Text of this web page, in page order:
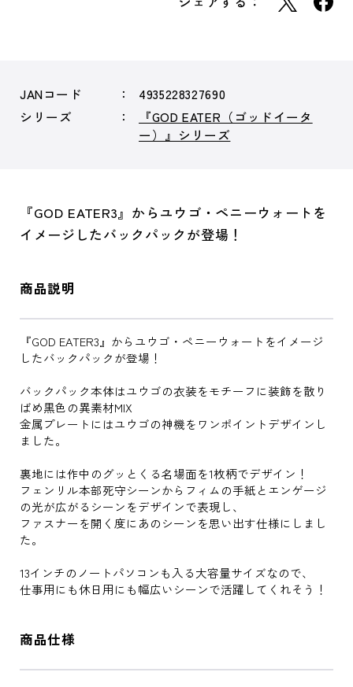
JANコード
4935228327690
シリーズ
『GOD EATER（ゴッドイータ
ー）』シリーズ
『GOD EATER3』からユウゴ・ペニーウォートを
イメージしたバックパックが登場！
商品説明
『GOD EATER3』からユウゴ・ペニーウォートをイメージ
したバックパックが登場！
バックパック本体はユウゴの衣装をモチーフに装飾を散り
ばめ黒色の異素材MIX
金属プレートにはユウゴの神機をワンポイントデザインし
ました。
裏地には作中のグッとくる名場面を1枚柄でデザイン！
フェンリル本部死守シーンからフィムの手紙とエンゲージ
の光が広がるシーンをデザインで表現し、
ファスナーを開く度にあのシーンを思い出す仕様にしまし
た。
13インチのノートパソコンも入る大容量サイズなので、
仕事用にも休日用にも幅広いシーンで活躍してくれそう！
商品仕様